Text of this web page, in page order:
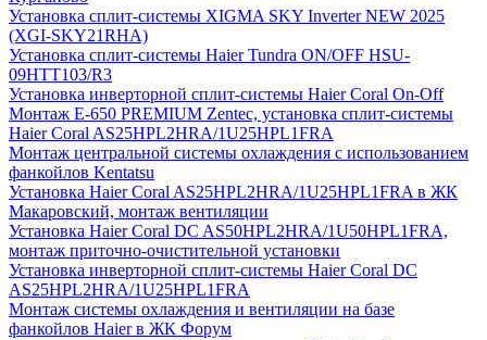
Установка сплит-системы XIGMA SKY Inverter NEW 2025
(XGI-SKY21RHA)
Установка сплит-системы Haier Tundra ON/OFF HSU-
09HTT103/R3
Установка инверторной сплит-системы Haier Coral On-Off
Монтаж E-650 PREMIUM Zentec, установка сплит-системы
Haier Coral AS25HPL2HRA/1U25HPL1FRA
Монтаж центральной системы охлаждения с использованием
фанкойлов Kentatsu
Установка Haier Coral AS25HPL2HRA/1U25HPL1FRA в ЖК
Макаровский, монтаж вентиляции
Установка Haier Coral DC AS50HPL2HRA/1U50HPL1FRA,
монтаж приточно-очистительной установки
Установка инверторной сплит-системы Haier Coral DC
AS25HPL2HRA/1U25HPL1FRA
Монтаж системы охлаждения и вентиляции на базе
фанкойлов Haier в ЖК Форум